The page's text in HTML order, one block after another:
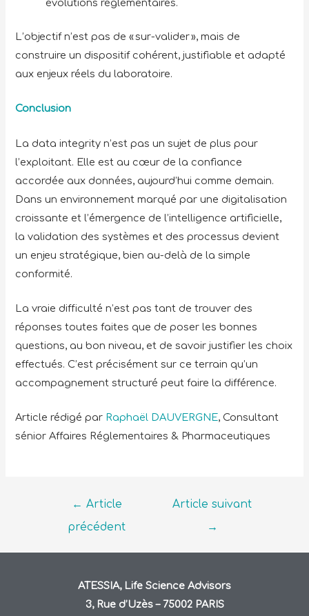
évolutions réglementaires.
L’objectif n’est pas de « sur-valider », mais de
construire un dispositif cohérent, justifiable et adapté
aux enjeux réels du laboratoire.
Conclusion
La data integrity n’est pas un sujet de plus pour
l’exploitant. Elle est au cœur de la confiance
accordée aux données, aujourd’hui comme demain.
Dans un environnement marqué par une digitalisation
croissante et l’émergence de l’intelligence artificielle,
la validation des systèmes et des processus devient
un enjeu stratégique, bien au-delà de la simple
conformité.
La vraie difficulté n’est pas tant de trouver des
réponses toutes faites que de poser les bonnes
questions, au bon niveau, et de savoir justifier les choix
effectués. C’est précisément sur ce terrain qu’un
accompagnement structuré peut faire la différence.
Article rédigé par Raphaël DAUVERGNE, Consultant
sénior Affaires Réglementaires & Pharmaceutiques
← Article
précédent
Article suivant
→
ATESSIA, Life Science Advisors
3, Rue d’Uzès – 75002 PARIS